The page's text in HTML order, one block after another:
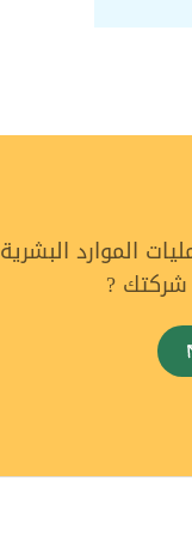
الموارد البشرية
شركتك ?